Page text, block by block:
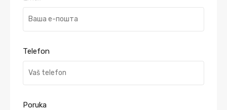
Telefon
Poruka